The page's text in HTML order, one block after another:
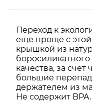
Переход к
еще проще с
крышкой из
качества, за
большие
держателем из
Не содержит BPA.